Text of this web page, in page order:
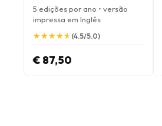
5 edições por ano • versão
impressa em Inglês
★
★★
★★
★★
★★
★ (4.5/5.0)
€ 87,50